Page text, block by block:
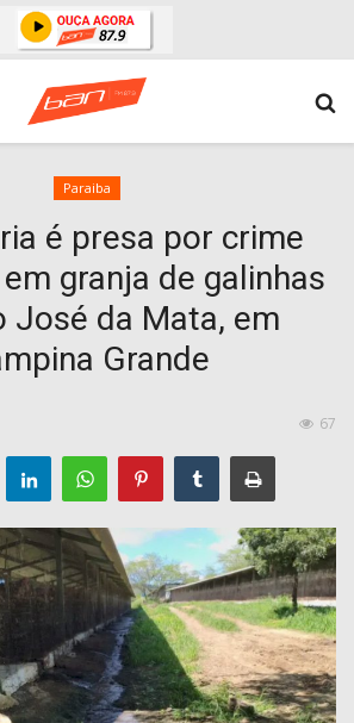
Paraiba
é presa por crime
granja de galinhas
José da Mata, em
Grande
67